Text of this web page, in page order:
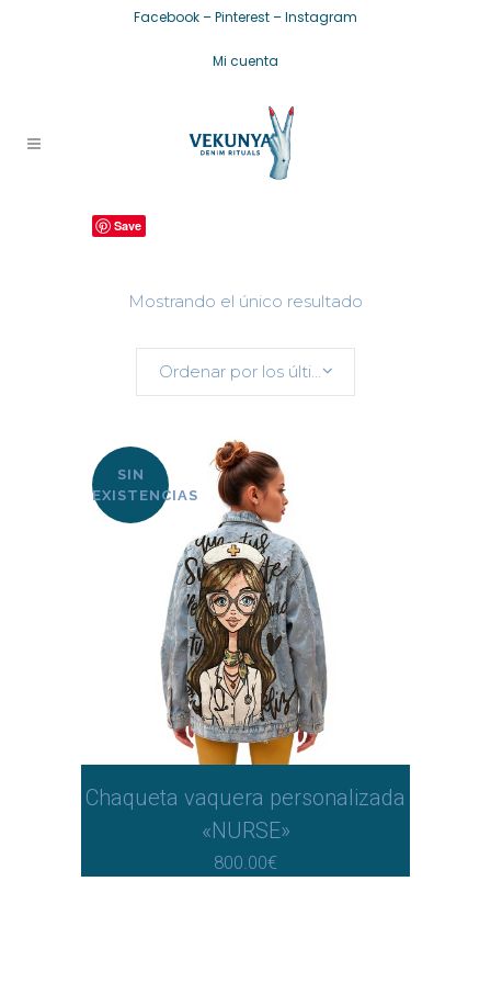
Facebook–Pinterest–Instagram
Mi cuenta
Mostrando el único resultado
Ordenar por los últimos
Save
SIN
EXISTENCIAS
Chaqueta vaquera personalizada
«NURSE»
800.00€